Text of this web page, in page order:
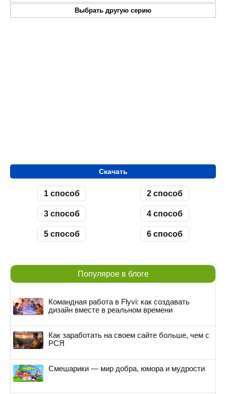
Выбрать другую серию
Скачать
1 способ 2 способ
3 способ 4 способ
5 способ 6 способ
Популярое в блоге
Командная работа в Flyvi: как создавать
дизайн вместе в реальном времени
Как заработать на своем сайте больше, чем с
РСЯ
Смешарики — мир добра, юмора и мудрости